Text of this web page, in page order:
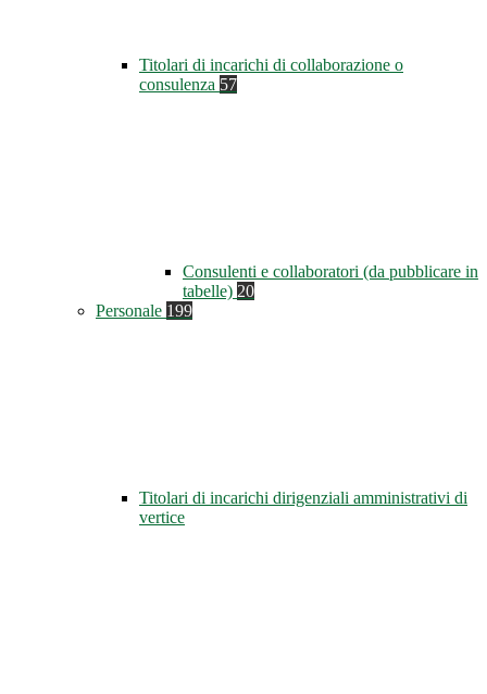
Titolari di incarichi di collaborazione o
consulenza 57
Consulenti e collaboratori (da pubblicare in
tabelle) 20
Personale 199
Titolari di incarichi dirigenziali amministrativi di
vertice